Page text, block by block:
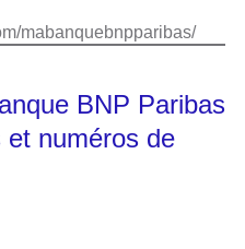
mabanquebnpparibas/
BNP Paribas
et numéros de